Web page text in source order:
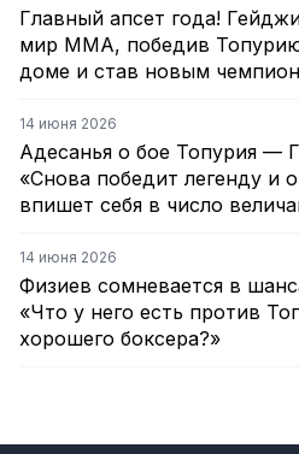
Главный апсет года!
мир ММА, победив
доме и став новым
14 июня 2026
Адесанья о бое Топурия —
«Снова победит легенду и
впишет себя в число
14 июня 2026
Физиев сомневается в
«Что у него есть против
хорошего боксера?»